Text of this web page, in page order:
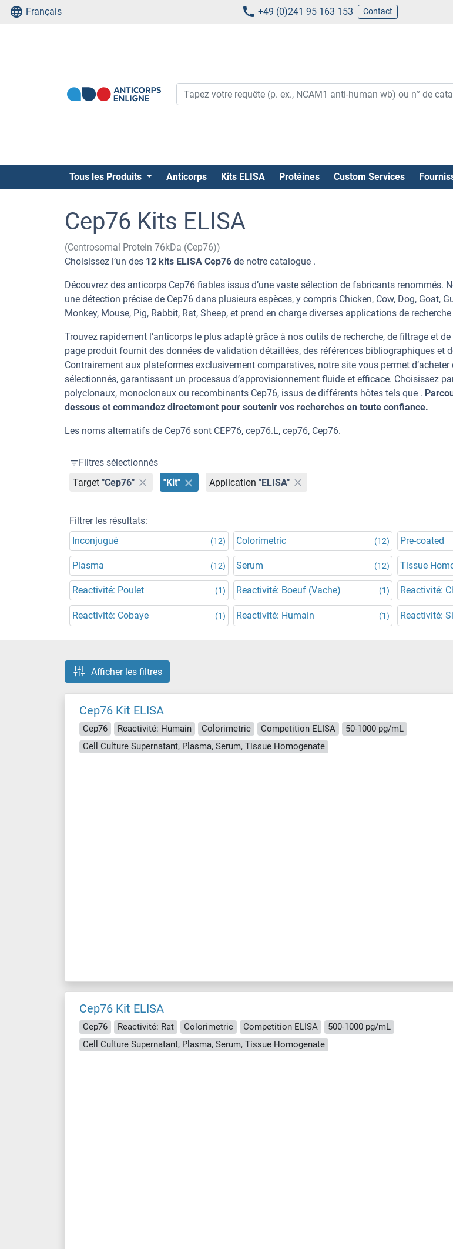
Français +49 (0)241 95 163 153 Contact
Tous les Produits Anticorps Kits ELISA Protéines Custom Services
Cep76 Kits ELISA
(Centrosomal Protein 76kDa (Cep76))
Choisissez l’un des 12 kits ELISA Cep76 de notre catalogue .
Découvrez des anticorps Cep76 fiables issus d’une vaste sélection de fabricants renommés.
une détection précise de Cep76 dans plusieurs espèces, y compris Chicken, Cow, Dog, Goat,
Monkey, Mouse, Pig, Rabbit, Rat, Sheep, et prend en charge diverses applications de
Trouvez rapidement l’anticorps le plus adapté grâce à nos outils de recherche, de filtrage et
page produit fournit des données de validation détaillées, des références bibliographiques et
Contrairement aux plateformes exclusivement comparatives, notre site vous permet
sélectionnés, garantissant un processus d’approvisionnement fluide et efficace. Choisissez
polyclonaux, monoclonaux ou recombinants Cep76, issus de différents hôtes tels que .
dessous et commandez directement pour soutenir vos recherches en toute confiance.
Les noms alternatifs de Cep76 sont CEP76, cep76.L, cep76, Cep76.
Filtres sélectionnés
Target "Cep76" "Kit" Application "ELISA"
Filtrer les résultats:
Inconjugué
(12) Colorimetric (12) Pre-coated
Plasma (12) Serum (12) Tissue
Reactivité: Poulet (1) Reactivité: Boeuf (Vache) (1) Reactivité:
Reactivité: Cobaye (1) Reactivité: Humain (1) Reactivité:
Afficher les filtres
Cep76 Kit ELISA
Cep76 Reactivité: Humain Colorimetric Competition ELISA
50-1000 pg/mL
Cell Culture Supernatant, Plasma, Serum, Tissue Homogenate
Cep76 Kit ELISA
Cep76 Reactivité: Rat Colorimetric Competition ELISA
500-1000 pg/mL
Cell Culture Supernatant, Plasma, Serum, Tissue Homogenate